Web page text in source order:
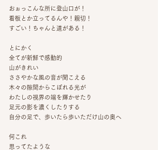
おぉっこんな所に登山口が！
看板とか立ってるんや！親切！
すごい！ちゃんと道がある！
とにかく
全てが新鮮で感動的
山がきれい
ささやかな風の音が聞こえる
木々の隙間からこぼれる光が
わたしの視界の端を輝かせたり
足元の影を濃くしたりする
自分の足で、歩いたら歩いただけ山の奥へ
何これ
思ってたような